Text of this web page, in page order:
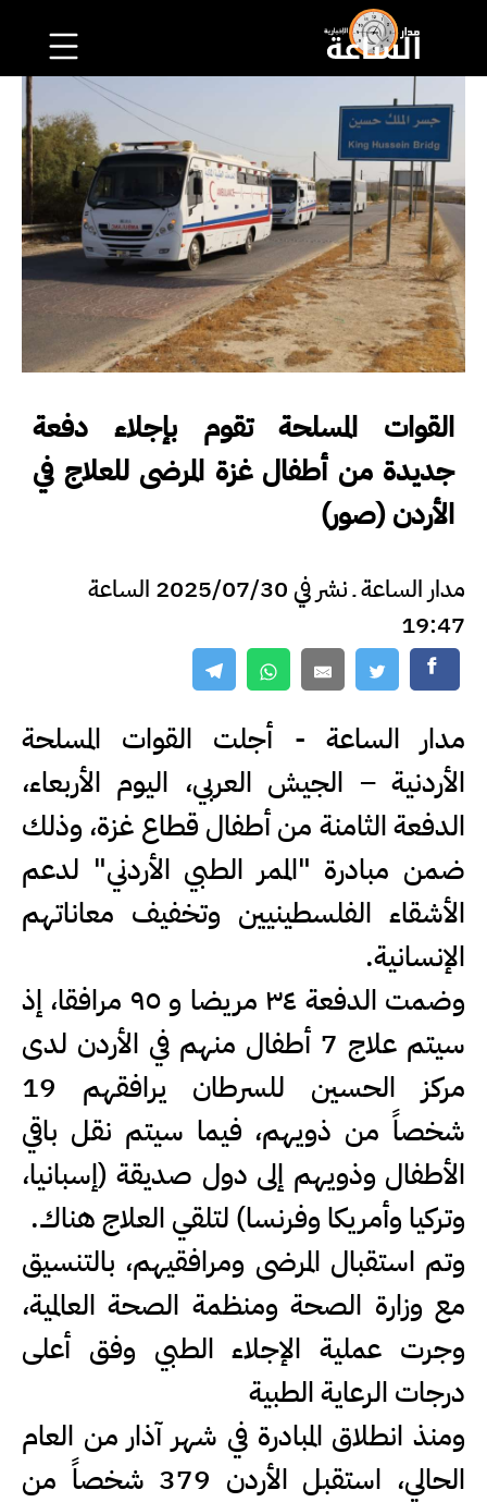
القوات المسلحة تقوم بإجلاء دفعة
جديدة من أطفال غزة المرضى للعلاج في
الأردن (صور)
مدار الساعة ـ نشر في 2025/07/30 الساعة
19:47
مدار الساعة - أجلت القوات المسلحة
الأردنية – الجيش العربي، اليوم الأربعاء،
الدفعة الثامنة من أطفال قطاع غزة، وذلك
ضمن مبادرة "الممر الطبي الأردني" لدعم
الأشقاء الفلسطينيين وتخفيف معاناتهم
الإنسانية.
وضمت الدفعة ٣٤ مريضا و ٩٥ مرافقا، إذ
سيتم علاج 7 أطفال منهم في الأردن لدى
مركز الحسين للسرطان يرافقهم 19
شخصاً من ذويهم، فيما سيتم نقل باقي
الأطفال وذويهم إلى دول صديقة (إسبانيا،
وتركيا وأمريكا وفرنسا) لتلقي العلاج هناك.
وتم استقبال المرضى ومرافقيهم، بالتنسيق
مع وزارة الصحة ومنظمة الصحة العالمية،
وجرت عملية الإجلاء الطبي وفق أعلى
درجات الرعاية الطبية
ومنذ انطلاق المبادرة في شهر آذار من العام
الحالي، استقبل الأردن 379 شخصاً من